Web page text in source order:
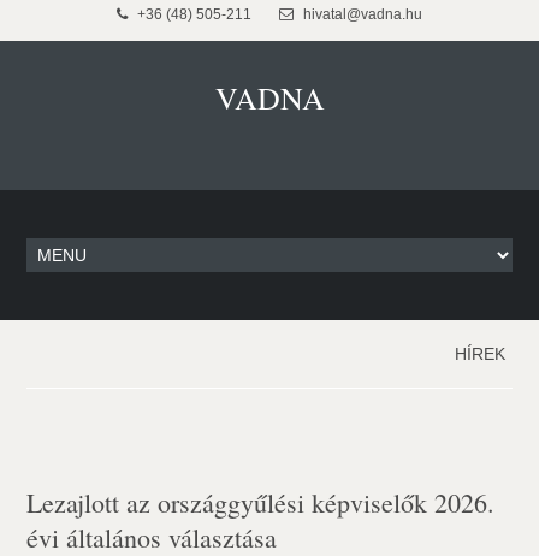
+36 (48) 505-211 hivatal@vadna.hu
VADNA
HÍREK
Lezajlott az országgyűlési képviselők 2026.
évi általános választása